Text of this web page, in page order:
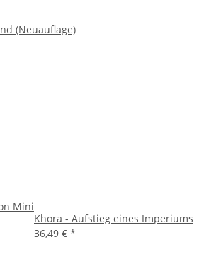
(Neuauflage)
Mini
Khora - Aufstieg eines Imperiums
36,49 € *